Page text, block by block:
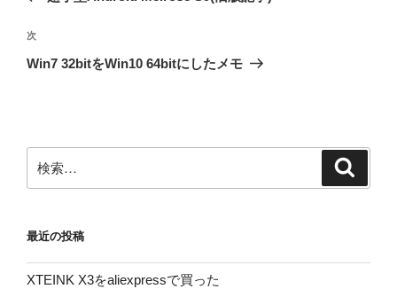
ナ
ビ
ゲ
ン
稿
次
の
次
Win7 32bitをWin10 64bitにしたメモ
索:
最近の投稿
XTEINK X3をaliexpressで買った